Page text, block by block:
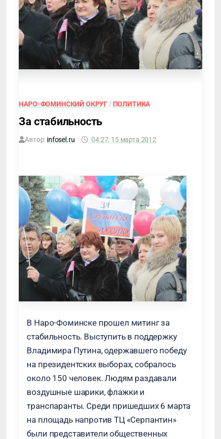
НАРО-ФОМИНСКИЙ ОКРУГ / ПОЛИТИКА
За стабильность
Автор: infosel.ru 04:27, 15 марта 2012
В Наро-Фоминске прошел митинг за
стабильность. Выступить в поддержку
Владимира Путина, одержавшего победу
на президентских выборах, собралось
около 150 человек. Людям раздавали
воздушные шарики, флажки и
транспаранты. Среди пришедших 6 марта
на площадь напротив ТЦ «Серпантин»
были представители общественных